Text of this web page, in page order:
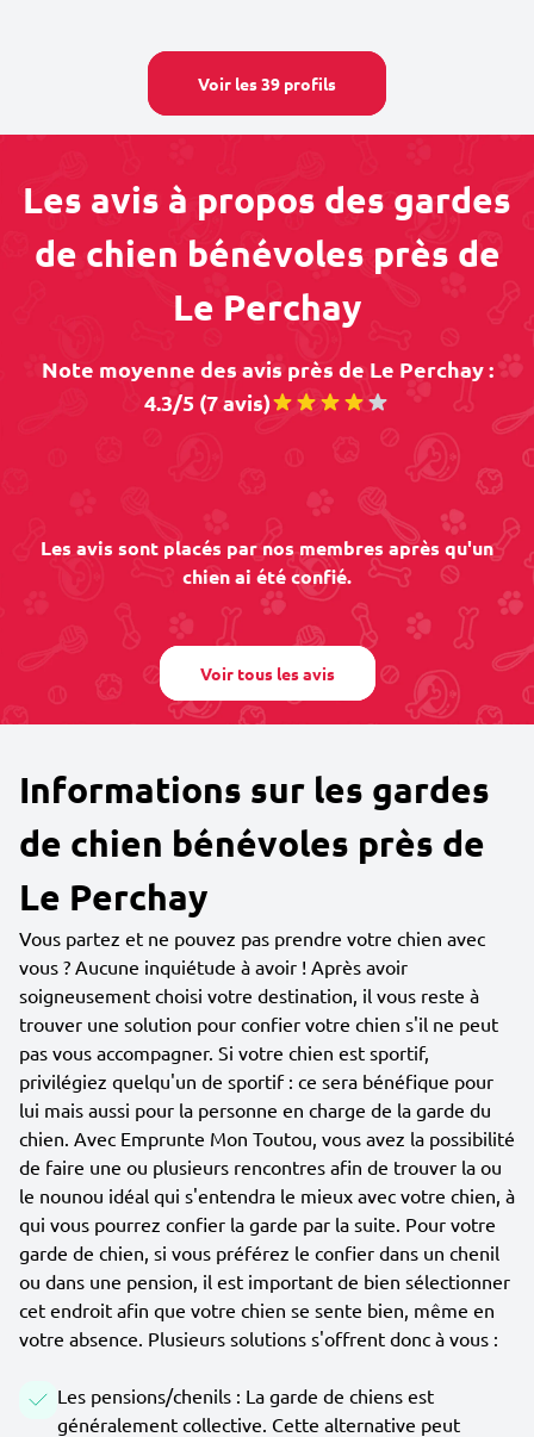
Voir les 39 profils
Les avis à propos des gardes
de chien bénévoles près de
Le Perchay
Note moyenne des avis près de Le Perchay :
4.3/5 (7 avis)
Les avis sont placés par nos membres après qu'un
chien ai été confié.
Voir tous les avis
Informations sur les gardes
de chien bénévoles près de
Le Perchay
Vous partez et ne pouvez pas prendre votre chien avec
vous ? Aucune inquiétude à avoir ! Après avoir
soigneusement choisi votre destination, il vous reste à
trouver une solution pour confier votre chien s'il ne peut
pas vous accompagner. Si votre chien est sportif,
privilégiez quelqu'un de sportif : ce sera bénéfique pour
lui mais aussi pour la personne en charge de la garde du
chien. Avec Emprunte Mon Toutou, vous avez la possibilité
de faire une ou plusieurs rencontres afin de trouver la ou
le nounou idéal qui s'entendra le mieux avec votre chien, à
qui vous pourrez confier la garde par la suite. Pour votre
garde de chien, si vous préférez le confier dans un chenil
ou dans une pension, il est important de bien sélectionner
cet endroit afin que votre chien se sente bien, même en
votre absence. Plusieurs solutions s'offrent donc à vous :
Les pensions/chenils : La garde de chiens est
généralement collective. Cette alternative peut